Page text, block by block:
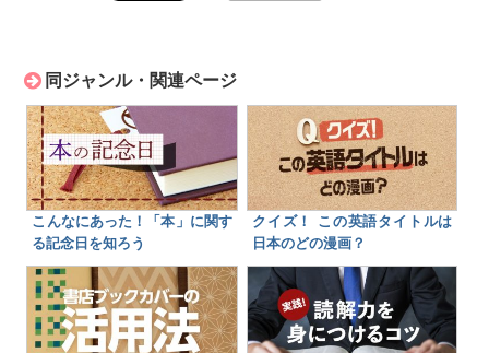
同ジャンル・関連ページ
こんなにあった！「本」に関す
る記念日を知ろう
クイズ！ この英語タイトルは
日本のどの漫画？